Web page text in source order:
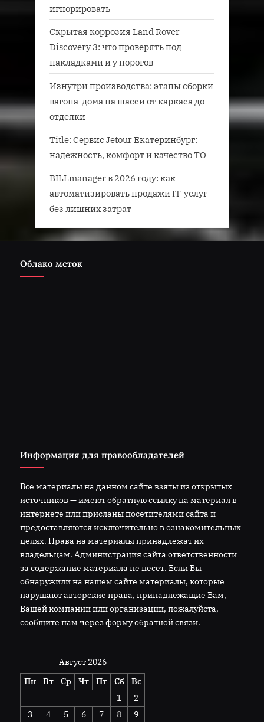
игнорировать
Скрытая коррозия Land Rover
Discovery 3: что проверять под
накладками и у порогов
Изнутри производства: этапы сборки
вагона-дома на шасси от каркаса до
отделки
Title: Сервис Jetour Екатеринбург:
надежность, комфорт и качество ТО
BILLmanager в 2026 году: как
автоматизировать продажи IT-услуг
без лишних затрат
Облако меток
Информация для правообладателей
Все материалы на данном сайте взяты из открытых
источников — имеют обратную ссылку на материал в
интернете или присланы посетителями сайта и
предоставляются исключительно в ознакомительных
целях. Права на материалы принадлежат их
владельцам. Администрация сайта ответственности
за содержание материала не несет. Если Вы
обнаружили на нашем сайте материалы, которые
нарушают авторские права, принадлежащие Вам,
Вашей компании или организации, пожалуйста,
сообщите нам через форму обратной связи.
Август 2026
Пн
Вт Ср Чт Пт Сб
Вс
1
2
3
4 5 6 7 8 9